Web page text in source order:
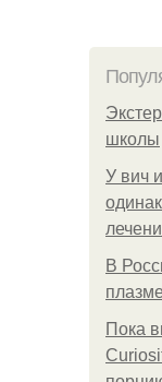
школы
У вич
В
Пока